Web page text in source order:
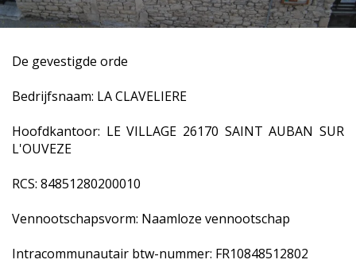
De gevestigde orde
Bedrijfsnaam: LA CLAVELIERE
Hoofdkantoor: LE VILLAGE 26170 SAINT AUBAN SUR
L'OUVEZE
RCS: 84851280200010
Vennootschapsvorm: Naamloze vennootschap
Intracommunautair btw-nummer: FR10848512802